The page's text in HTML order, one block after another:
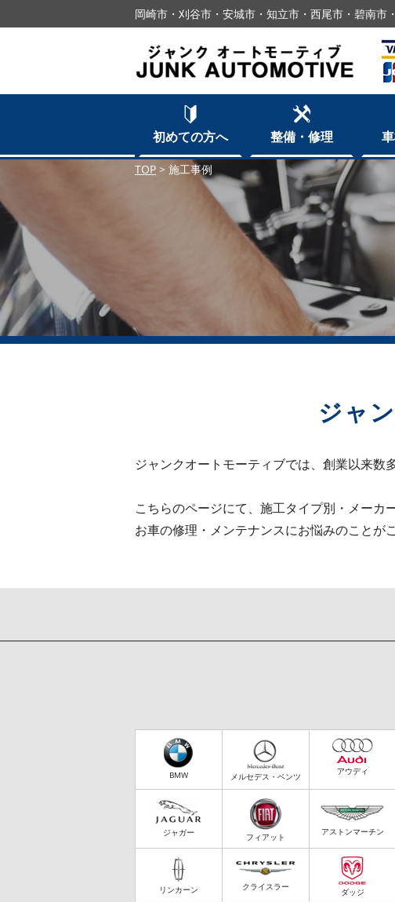
岡崎市・刈谷市・安城市・知立市・西尾市・碧南
初めての方へ 整備・修理
TOP > 施工事例
ジャ
ジャンクオートモーティブでは、創業以来数
こちらのページにて、施工タイプ別・メーカ
お車の修理・メンテナンスにお悩みのことが
BMW メルセデス・ベンツ アウディ
ジャガー フィアット アストンマーチン
リンカーン クライスラー ダッジ